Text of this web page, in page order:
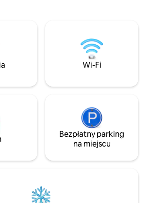
Elastyczne
sprzątanie
przystępnej
cuda tego miasta.
Wi-Fi
Bezpłatny parking
na miejscu